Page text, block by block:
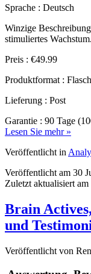
Winzige
Preis : €49.99
Produktformat :
Lieferung : Post
Garantie : 90 Tage
Veröffentlicht in
Veröffentlicht am 30
Brain
und
Veröffentlicht von
Auswertung,